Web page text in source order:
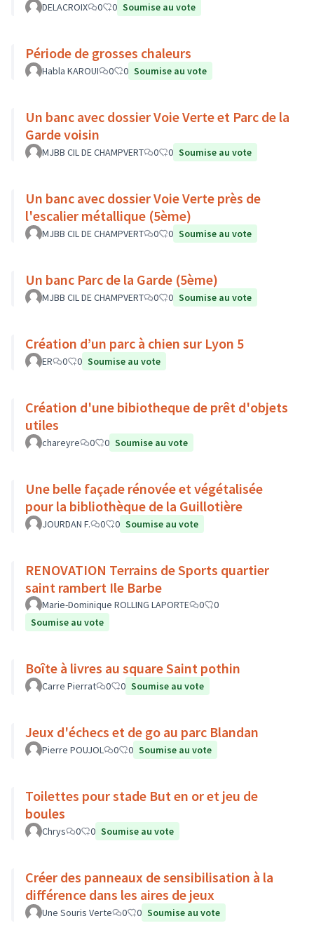
DELACROIX 0 0 Soumise au vote
Période de grosses chaleurs
Habla KAROUI 0 0 Soumise au vote
Un banc avec dossier Voie Verte et Parc de la
Garde voisin
MJBB CIL DE CHAMPVERT 0 0 Soumise au vote
Un banc avec dossier Voie Verte près de
l'escalier métallique (5ème)
MJBB CIL DE CHAMPVERT 0 0 Soumise au vote
Un banc Parc de la Garde (5ème)
MJBB CIL DE CHAMPVERT 0 0 Soumise au vote
Création d’un parc à chien sur Lyon 5
ER 0 0 Soumise au vote
Création d'une bibiotheque de prêt d'objets
utiles
chareyre 0 0 Soumise au vote
Une belle façade rénovée et végétalisée
pour la bibliothèque de la Guillotière
JOURDAN F. 0 0 Soumise au vote
RENOVATION Terrains de Sports quartier
saint rambert Ile Barbe
Marie-Dominique ROLLING LAPORTE 0
0
Soumise au vote
Boîte à livres au square Saint pothin
Carre Pierrat 0 0 Soumise au vote
Jeux d'échecs et de go au parc Blandan
Pierre POUJOL 0 0 Soumise au vote
Toilettes pour stade But en or et jeu de
boules
Chrys 0 0 Soumise au vote
Créer des panneaux de sensibilisation à la
différence dans les aires de jeux
Une Souris Verte 0 0 Soumise au vote